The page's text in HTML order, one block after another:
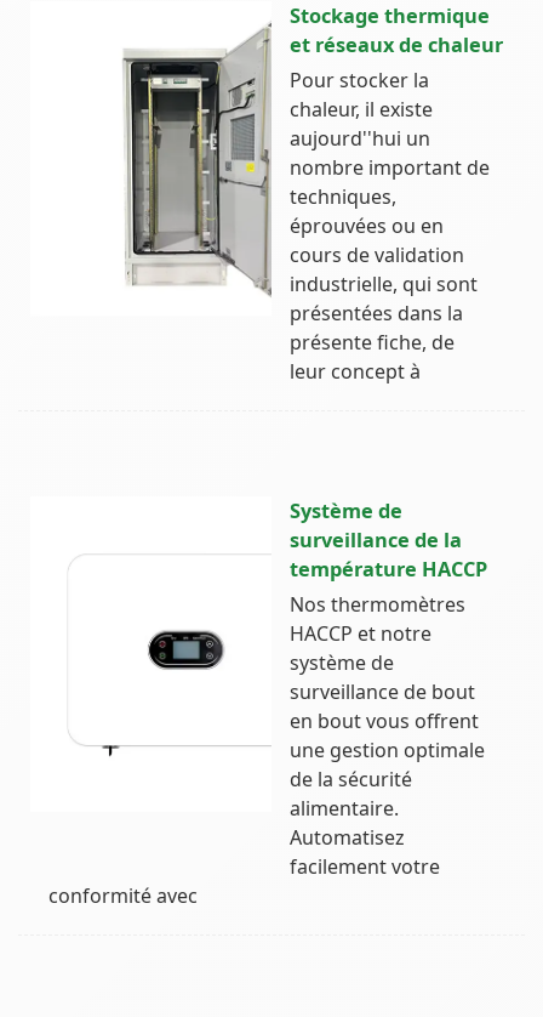
Stockage thermique
et réseaux de chaleur
Pour stocker la
chaleur, il existe
aujourd''hui un
nombre important de
techniques,
éprouvées ou en
cours de validation
industrielle, qui sont
présentées dans la
présente fiche, de
leur concept à
Système de
surveillance de la
température HACCP
Nos thermomètres
HACCP et notre
système de
surveillance de bout
en bout vous offrent
une gestion optimale
de la sécurité
alimentaire.
Automatisez
facilement votre
conformité avec